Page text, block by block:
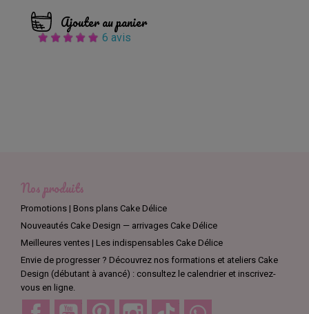
Ajouter au panier
6 avis
Nos produits
Promotions | Bons plans Cake Délice
Nouveautés Cake Design — arrivages Cake Délice
Meilleures ventes | Les indispensables Cake Délice
Envie de progresser ? Découvrez nos formations et ateliers Cake
Design (débutant à avancé) : consultez le calendrier et inscrivez-
vous en ligne.
Facebook YouTube Pinterest Instagram TikTok